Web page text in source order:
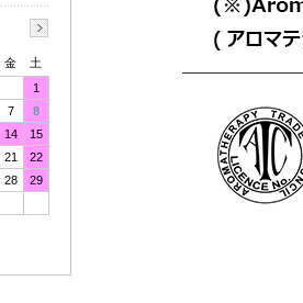
金
土
1
7
8
14
15
21
22
28
29